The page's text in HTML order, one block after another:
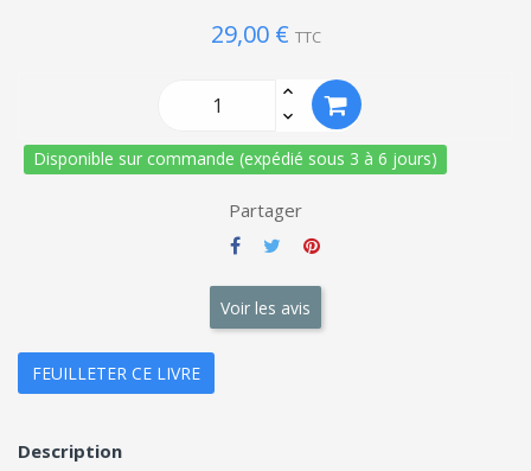
29,00 € TTC
Disponible sur commande (expédié sous 3 à 6 jours)
Partager
Voir les avis
FEUILLETER CE LIVRE
Description